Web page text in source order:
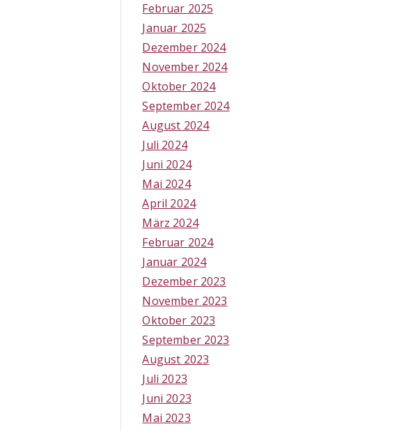
Februar 2025
Januar 2025
Dezember 2024
November 2024
Oktober 2024
September 2024
August 2024
Juli 2024
Juni 2024
Mai 2024
April 2024
März 2024
Februar 2024
Januar 2024
Dezember 2023
November 2023
Oktober 2023
September 2023
August 2023
Juli 2023
Juni 2023
Mai 2023